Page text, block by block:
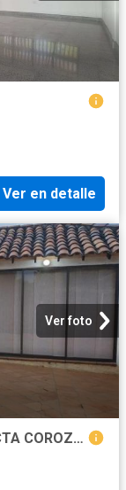
Ver en detalle
Ver foto
Casa EN ARRIENDO EN Cúcuta EN RECTA COROZAL 332108 $3.500.000